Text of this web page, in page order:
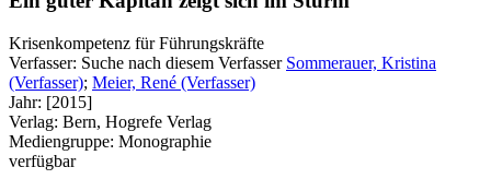
Krisenkompetenz für Führungskräfte
Verfasser: Suche nach diesem Verfasser Sommerauer, Kristina
(Verfasser); Meier, René (Verfasser)
Jahr: [2015]
Verlag: Bern, Hogrefe Verlag
Mediengruppe: Monographie
verfügbar